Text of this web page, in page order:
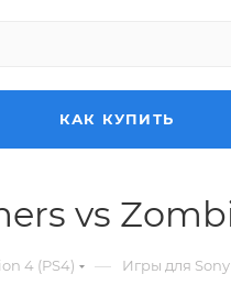
КАК КУПИТЬ
vs
4 (PS4) — Игры для